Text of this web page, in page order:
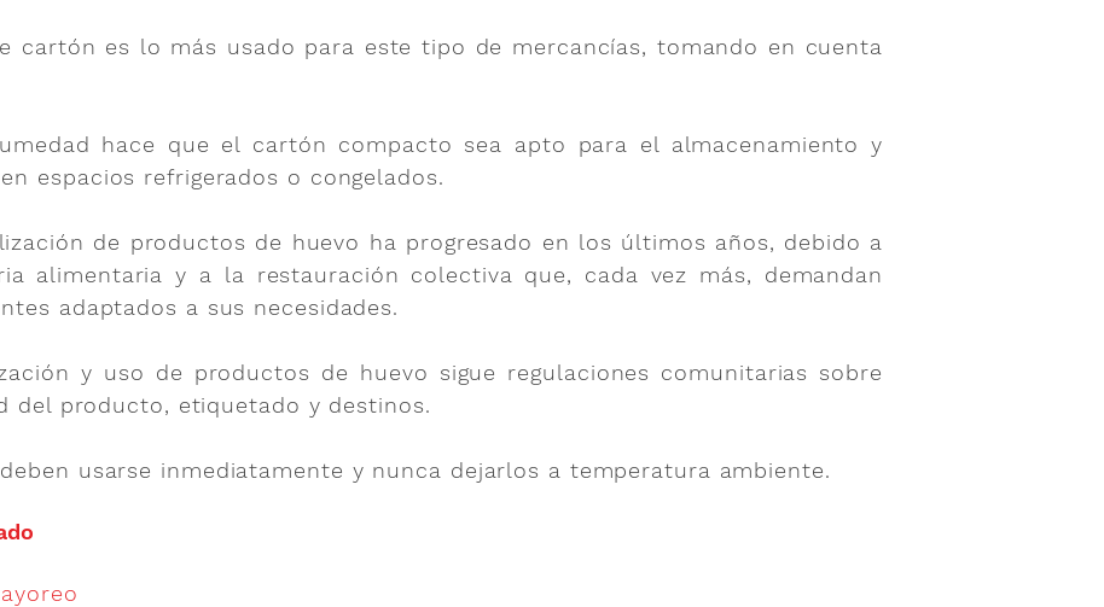
cartón es lo más usado para este tipo de mercancías, tomando en cuenta
hace que el cartón compacto sea apto para el almacenamiento y
espacios refrigerados o congelados.
de productos de huevo ha progresado en los últimos años, debido a
alimentaria y a la restauración colectiva que, cada vez más, demandan
adaptados a sus necesidades.
y uso de productos de huevo sigue regulaciones comunitarias sobre
del producto, etiquetado y destinos.
usarse inmediatamente y nunca dejarlos a temperatura ambiente.